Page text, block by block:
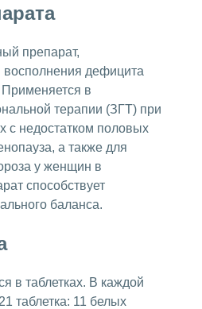
препарат,
дефицита
в
терапии (ЗГТ) при
с недостатком половых
а также для
у женщин в
способствует
баланса.
в таблетках. В каждой
таблетка: 11 белых